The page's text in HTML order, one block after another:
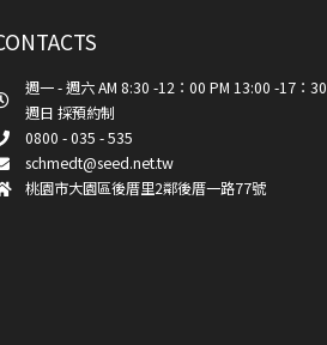
週一 - 週六 AM 8:30 -12：00 PM 13:00 -17：30
週日 採預約制
0800 - 035 - 535
schmedt@seed.net.tw
桃園市大園區後厝里2鄰後厝一路77號